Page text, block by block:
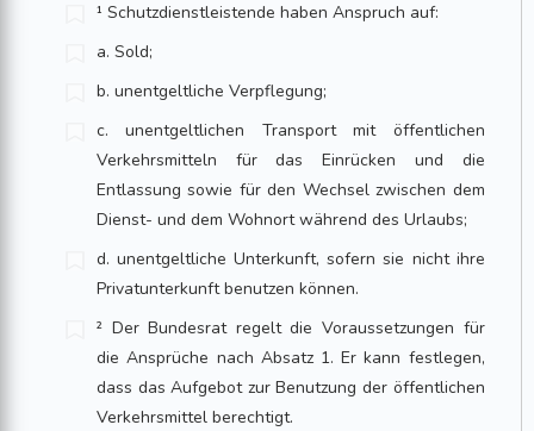
¹ Schutzdienstleistende haben Anspruch auf:
a. Sold;
b. unentgeltliche Verpflegung;
c. unentgeltlichen Transport mit öffentlichen
Verkehrsmitteln für das Einrücken und die
Entlassung sowie für den Wechsel zwischen dem
Dienst- und dem Wohnort während des Urlaubs;
d. unentgeltliche Unterkunft, sofern sie nicht ihre
Privatunterkunft benutzen können.
² Der Bundesrat regelt die Voraussetzungen für
die Ansprüche nach Absatz 1. Er kann festlegen,
dass das Aufgebot zur Benutzung der öffentlichen
Verkehrsmittel berechtigt.